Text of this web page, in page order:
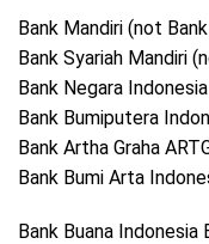
Bank Mandiri (not
Bank Syariah Mandiri
Bank Negara
Bank Bumiputera
Bank Artha Graha
Bank Bumi Arta
Bank Buana Indonesia